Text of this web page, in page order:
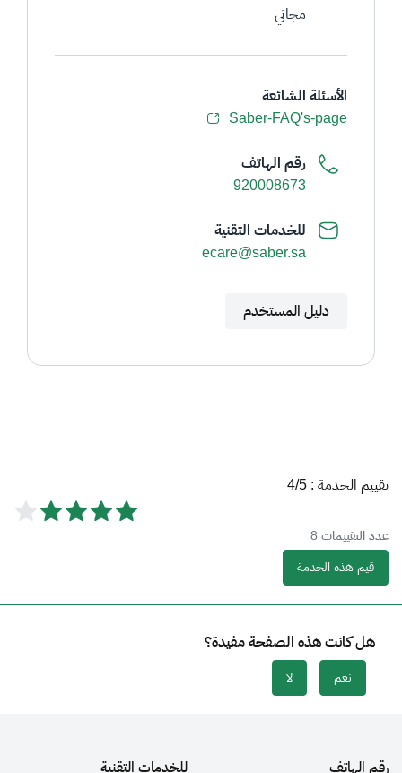
مجاني
الأسئلة الشائعة
Saber-FAQ's-page
رقم الهاتف
920008673
للخدمات التقنية
ecare@saber.sa
دليل المستخدم
تقييم الخدمة : 4/5
عدد التقييمات 8
قيم هذه الخدمة
هل كانت هذه الصفحة مفيدة؟
نعم لا
رقم الهاتف للخدمات التقنية